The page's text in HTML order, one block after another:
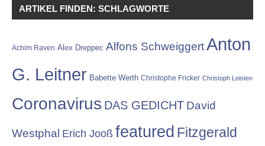
ARTIKEL FINDEN: SCHLAGWORTE
Achim Raven Alex Dreppec Alfons SchweiggertAnton
G. Leitner Babette Werth Christophe Fricker Christoph Leisten
Coronavirus DAS GEDICHT David
Westphal Erich Jooß featured Fitzgerald